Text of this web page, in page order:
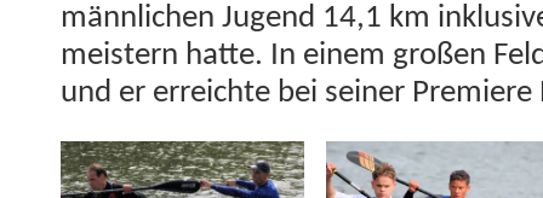
männlichen Jugend 14,1 km
meis­tern hat­te. In einem großen
und er erre­ichte bei sein­er Pre­miere